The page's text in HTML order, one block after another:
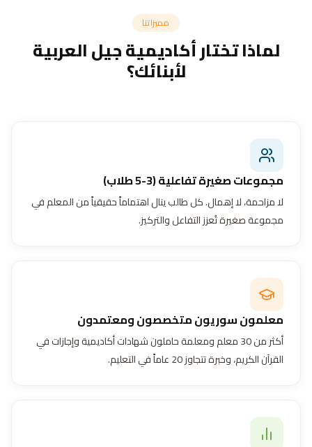
مميزاتنا
لماذا تختار أكاديمية جيل العربية
لأبنائك؟
مجموعات صغيرة تفاعلية (3-5 طلاب)
لا مزاحمة، لا إهمال. كل طالب ينال اهتماماً حقيقياً من المعلم في
مجموعة صغيرة تُعزز التفاعل والتركيز.
معلمون سوريون متخصصون ومعتمدون
أكثر من 30 معلم ومعلمة حاملون شهادات أكاديمية وإجازات في
القرآن الكريم، وخبرة تتجاوز 20 عاماً في التعليم.